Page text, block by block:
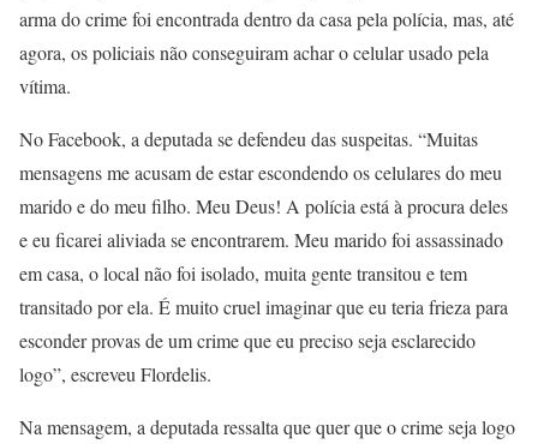
arma do crime foi encontrada dentro da casa pela polícia, mas, até
agora, os policiais não conseguiram achar o celular usado pela
vítima.
No Facebook, a deputada se defendeu das suspeitas. “Muitas
mensagens me acusam de estar escondendo os celulares do meu
marido e do meu filho. Meu Deus! A polícia está à procura deles
e eu ficarei aliviada se encontrarem. Meu marido foi assassinado
em casa, o local não foi isolado, muita gente transitou e tem
transitado por ela. É muito cruel imaginar que eu teria frieza para
esconder provas de um crime que eu preciso seja esclarecido
logo”, escreveu Flordelis.
Na mensagem, a deputada ressalta que quer que o crime seja logo